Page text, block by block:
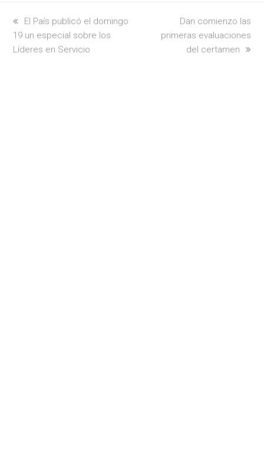
previous
post:
El País publicó el domingo
19 un especial sobre los
Líderes en Servicio
next
post:
Dan comienzo las
primeras evaluaciones
del certamen